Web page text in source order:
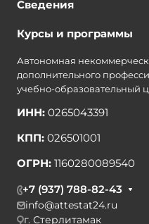
Сведения
Курсы и программы
Автономная
дополнительного
учебно-образовательный
ИНН: 0265043391
КПП: 026501001
ОГРН: 1160280089540
+7 (937) 788-82-43
info@attestat24.ru
г. Стерлитамак